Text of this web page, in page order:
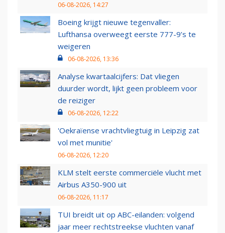
06-08-2026, 14:27
Boeing krijgt nieuwe tegenvaller:
Lufthansa overweegt eerste 777-9’s te
weigeren
06-08-2026, 13:36
Analyse kwartaalcijfers: Dat vliegen
duurder wordt, lijkt geen probleem voor
de reiziger
06-08-2026, 12:22
'Oekraïense vrachtvliegtuig in Leipzig zat
vol met munitie'
06-08-2026, 12:20
KLM stelt eerste commerciële vlucht met
Airbus A350-900 uit
06-08-2026, 11:17
TUI breidt uit op ABC-eilanden: volgend
jaar meer rechtstreekse vluchten vanaf